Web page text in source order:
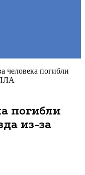
человека погибли
погибли
из-за